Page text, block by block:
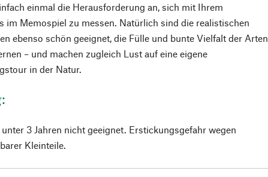
einmal die Herausforderung an, sich mit Ihrem
im Memospiel zu messen. Natürlich sind die realistischen
ebenso schön geeignet, die Fülle und bunte Vielfalt der Arten
– und machen zugleich Lust auf eine eigene
in der Natur.
3 Jahren nicht geeignet. Erstickungsgefahr wegen
Kleinteile.